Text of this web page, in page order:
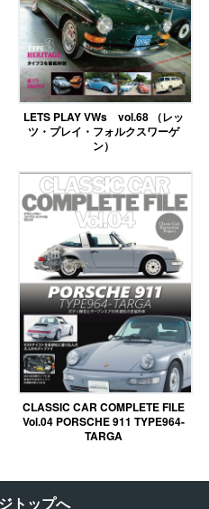
LETS PLAY VWs vol.68 （レッ
ツ・プレイ・フォルクスワーゲ
ン）
CLASSIC CAR COMPLETE FILE
Vol.04 PORSCHE 911 TYPE964-
TARGA
トップへ